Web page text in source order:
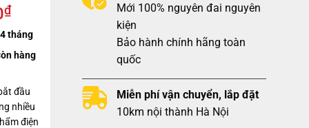
₫
tháng
hàng
đầu
nhiều
điện
Mới 100% nguyên đai nguyên
kiện
Bảo hành chính hãng toàn
quốc
Miễn phí vận chuyển, lắp đặt
10km nội thành Hà Nội